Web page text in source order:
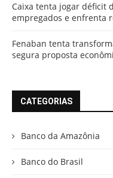
Caixa tenta jogar déficit
empregados e enfrenta
Fenaban tenta
segura proposta
CATEGORIAS
Banco da Amazônia
Banco do Brasil